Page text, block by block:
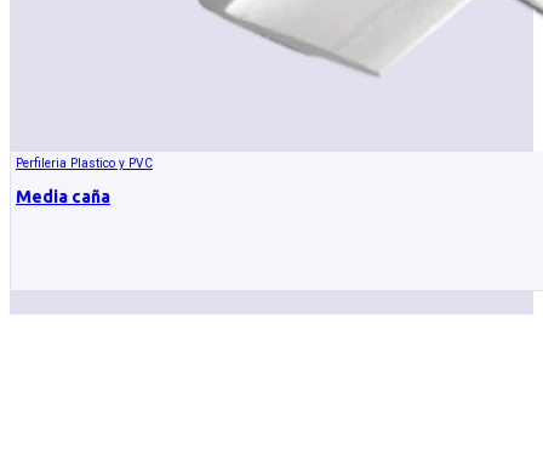
Perfileria Plastico y PVC
Media caña